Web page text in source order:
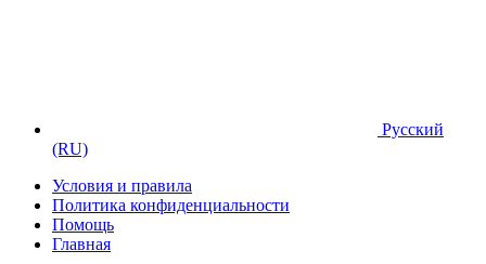
Русский
(RU)
Условия и правила
Политика конфиденциальности
Помощь
Главная